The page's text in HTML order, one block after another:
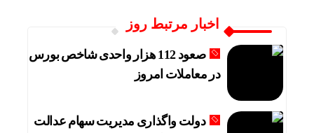
اخبار مرتبط روز
صعود 112 هزار واحدی شاخص بورس
در معاملات امروز
دولت واگذاری مدیریت سهام عدالت